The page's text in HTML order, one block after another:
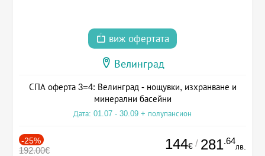
виж офертата
Велинград
СПА оферта 3=4: Велинград - нощувки, изхранване и
минерални басейни
Дата: 01.07 - 30.09 + полупансион
-25%
192.00€ 144€ / 281.64
лв.